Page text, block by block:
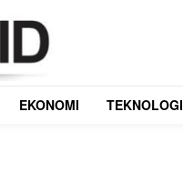
EKONOMI TEKNOLOGI